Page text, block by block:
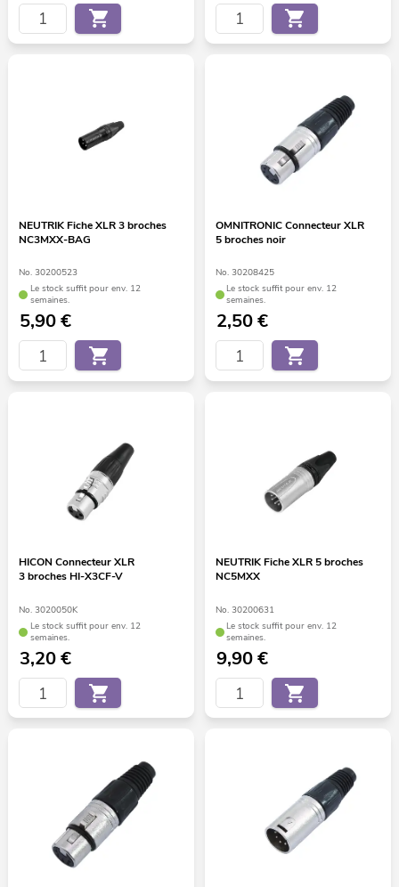
NEUTRIK Fiche XLR 3 broches
NC3MXX-BAG
No. 30200523
Le stock suffit pour env. 12
semaines.
5,90€
OMNITRONIC Connecteur XLR
5 broches noir
No. 30208425
Le stock suffit pour env. 12
semaines.
2,50€
HICON Connecteur XLR
3 broches HI-X3CF-V
No. 3020050K
Le stock suffit pour env. 12
semaines.
3,20€
NEUTRIK Fiche XLR 5 broches
NC5MXX
No. 30200631
Le stock suffit pour env. 12
semaines.
9,90€